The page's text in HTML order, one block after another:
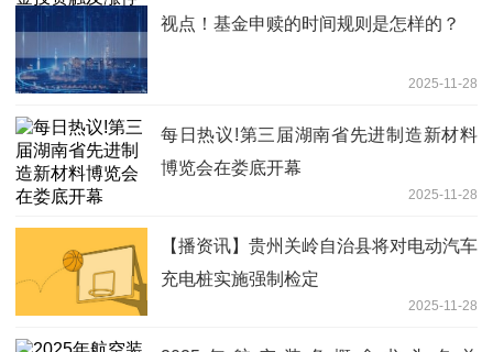
视点！基金申赎的时间规则是怎样的？
2025-11-28
每日热议!第三届湖南省先进制造新材料
博览会在娄底开幕
2025-11-28
【播资讯】贵州关岭自治县将对电动汽车
充电桩实施强制检定
2025-11-28